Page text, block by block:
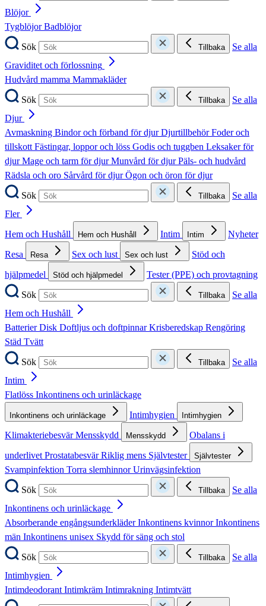
Blöjor
TygblöjorBadblöjor
Sök
Tillbaka
Se alla
Graviditet och förlossning
Hudvård mamma Mammakläder
Sök
Tillbaka
Se alla
Djur
Avmaskning Bindor och förband för djurDjurtillbehörFoder och
tillskottFästingar, loppor och löss Godis och tuggben Leksaker för
djurMage och tarm för djurMunvård för djurPäls- och hudvård
Rädsla och oro Sårvård för djurÖgon och öron för djur
Sök
Tillbaka
Se alla
Fler
Hem och Hushåll
Hem och Hushåll Intim Intim
Nyheter
Resa
Resa Sex och lust Sex och lust
Stöd och
hjälpmedel
Stöd och hjälpmedel
Tester (PPE) och provtagning
Sök
Tillbaka
Se alla
Hem och Hushåll
BatterierDisk Doftljus och doftpinnarKrisberedskap Rengöring
Städ Tvätt
Sök
Tillbaka
Se alla
Intim
Flatlöss Inkontinens och urinläckage
Inkontinens och urinläckage Intimhygien Intimhygien
KlimakteriebesvärMensskydd Mensskydd
Obalans i
underlivetProstatabesvärRiklig mens Självtester Självtester
Svampinfektion Torra slemhinnorUrinvägsinfektion
Sök
Tillbaka
Se alla
Inkontinens och urinläckage
Absorberande engångsunderkläderInkontinens kvinnorInkontinens
män Inkontinens unisex Skydd för säng och stol
Sök
Tillbaka
Se alla
Intimhygien
IntimdeodorantIntimkräm Intimrakning Intimtvätt